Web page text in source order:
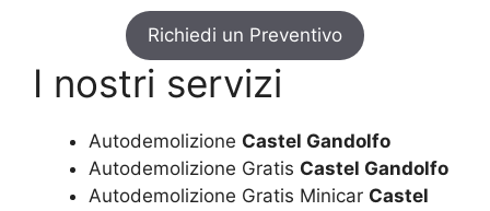
Richiedi un Preventivo
I nostri servizi
Autodemolizione Castel Gandolfo
Autodemolizione Gratis Castel Gandolfo
Autodemolizione Gratis Minicar Castel